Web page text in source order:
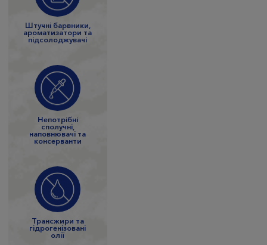
Штучні барвники,
ароматизатори та
підсолоджувачі
Непотрібні
сполучні,
наповнювачі та
консерванти
Трансжири та
гідрогенізовані
олії